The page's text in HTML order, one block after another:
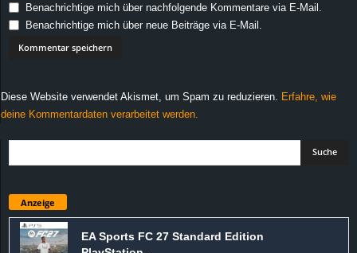
Benachrichtige mich über nachfolgende Kommentare via E-Mail.
Benachrichtige mich über neue Beiträge via E-Mail.
Diese Website verwendet Akismet, um Spam zu reduzieren.
Erfahre, wie
deine Kommentardaten verarbeitet werden.
Anzeige
EA Sports FC 27 Standard Edition